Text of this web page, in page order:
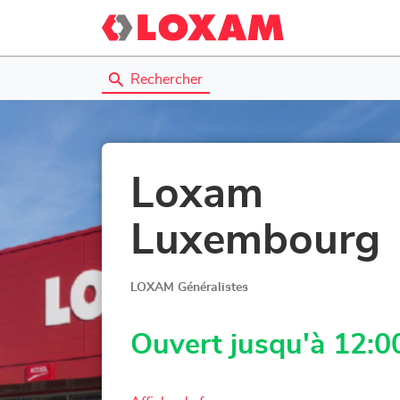
Rechercher
Loxam
Luxembourg
LOXAM Généralistes
Ouvert jusqu'à